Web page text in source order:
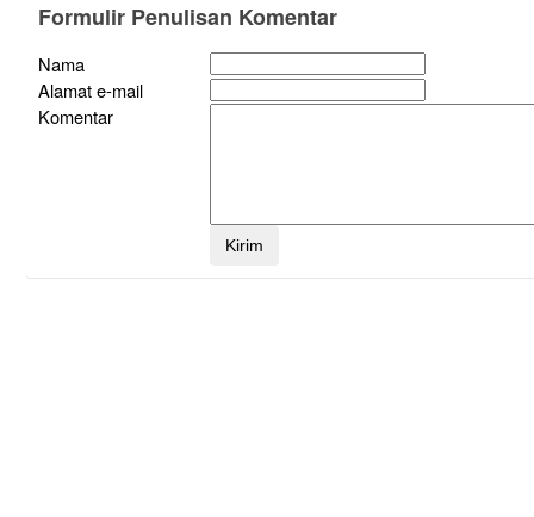
Formulir Penulisan Komentar
Nama
Alamat e-mail
Komentar